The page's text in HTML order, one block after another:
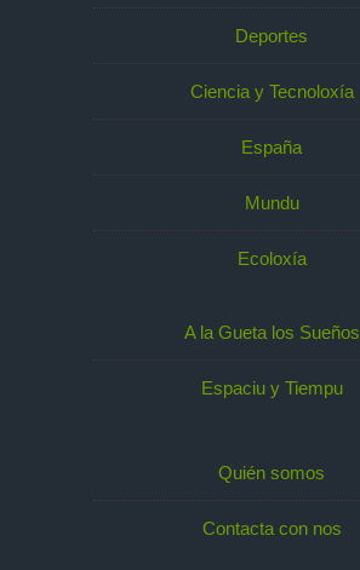
Deportes
Ciencia y Tecnoloxía
España
Mundu
Ecoloxía
A la Gueta los Sueños
Espaciu y Tiempu
Quién somos
Contacta con nos